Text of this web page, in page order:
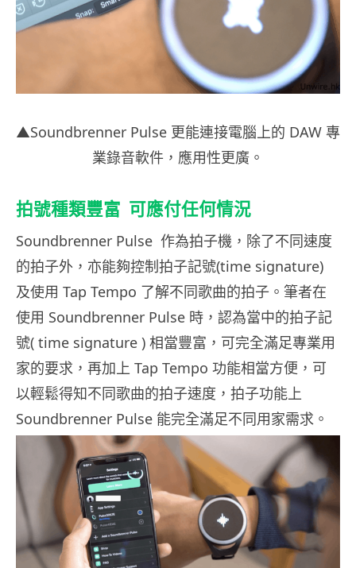
▲Soundbrenner Pulse 更能連接電腦上的 DAW 專
業錄音軟件，應用性更廣。
拍號種類豐富 可應付任何情況
Soundbrenner Pulse 作為拍子機，除了不同速度
的拍子外，亦能夠控制拍子記號(time signature)
及使用 Tap Tempo 了解不同歌曲的拍子。筆者在
使用 Soundbrenner Pulse 時，認為當中的拍子記
號( time signature ) 相當豐富，可完全滿足專業用
家的要求，再加上 Tap Tempo 功能相當方便，可
以輕鬆得知不同歌曲的拍子速度，拍子功能上
Soundbrenner Pulse 能完全滿足不同用家需求。